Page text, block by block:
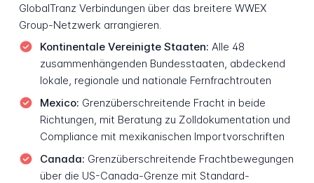
GlobalTranz Verbindungen über das breitere WWEX
Group-Netzwerk arrangieren.
Kontinentale Vereinigte Staaten: Alle 48
zusammenhängenden Bundesstaaten, abdeckend
lokale, regionale und nationale Fernfrachtrouten
Mexico: Grenzüberschreitende Fracht in beide
Richtungen, mit Beratung zu Zolldokumentation und
Compliance mit mexikanischen Importvorschriften
Canada: Grenzüberschreitende Frachtbewegungen
über die US-Canada-Grenze mit Standard-